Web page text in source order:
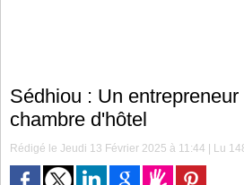
Sédhiou : Un
chambre d'hôtel
Rédigé le Jeudi 13 Février 2025 à 11:44 | Lu